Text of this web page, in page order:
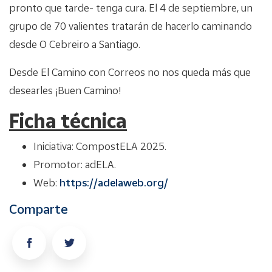
pronto que tarde- tenga cura. El 4 de septiembre, un
grupo de 70 valientes tratarán de hacerlo caminando
desde O Cebreiro a Santiago.
Desde El Camino con Correos no nos queda más que
desearles ¡Buen Camino!
Ficha técnica
Iniciativa: CompostELA 2025.
Promotor: adELA.
Web: https://adelaweb.org/
Comparte